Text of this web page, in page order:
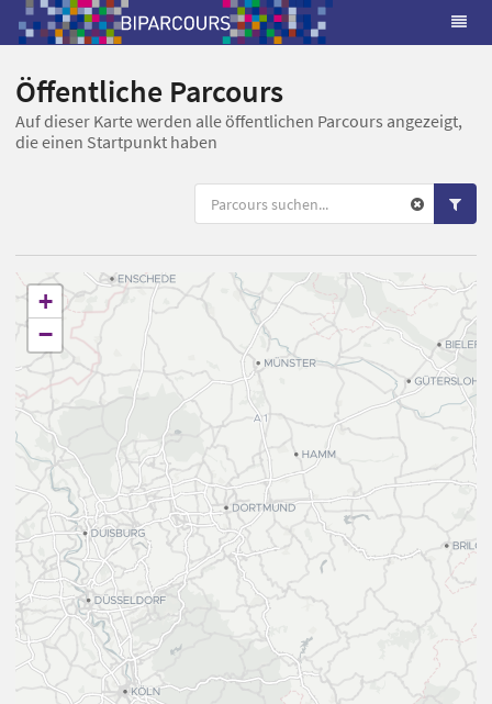
Öffentliche Parcours
Auf dieser Karte werden alle öffentlichen Parcours angezeigt,
die einen Startpunkt haben
+
−